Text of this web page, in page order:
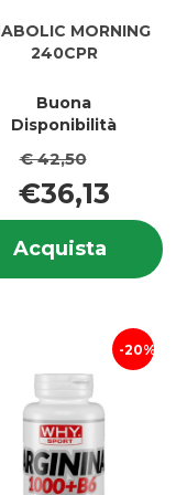
MORNING
240CPR
Buona
Disponibilità
€ 42,50
€36,13
Acquista
20%